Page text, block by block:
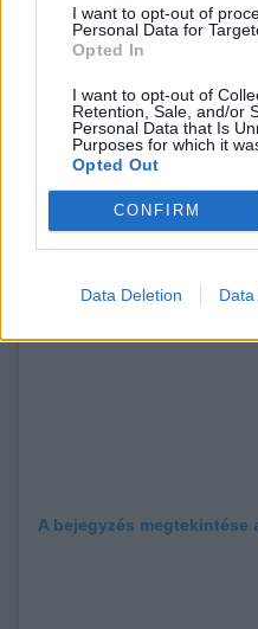
I want to opt-out of
Personal Data for
Opted In
I want to opt-out of
Retention, Sale, and/or
Personal Data that Is
Purposes for which it
Opted Out
CONFIRM
Data Deletion Data
A bejegyzés megtekintése